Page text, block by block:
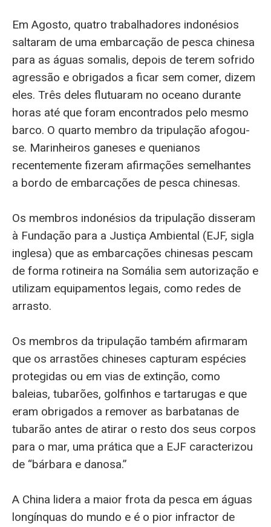
Em Agosto, quatro trabalhadores indonésios
saltaram de uma embarcação de pesca chinesa
para as águas somalis, depois de terem sofrido
agressão e obrigados a ficar sem comer, dizem
eles. Três deles flutuaram no oceano durante
horas até que foram encontrados pelo mesmo
barco. O quarto membro da tripulação afogou-
se. Marinheiros ganeses e quenianos
recentemente fizeram afirmações semelhantes
a bordo de embarcações de pesca chinesas.
Os membros indonésios da tripulação disseram
à Fundação para a Justiça Ambiental (EJF, sigla
inglesa) que as embarcações chinesas pescam
de forma rotineira na Somália sem autorização e
utilizam equipamentos legais, como redes de
arrasto.
Os membros da tripulação também afirmaram
que os arrastões chineses capturam espécies
protegidas ou em vias de extinção, como
baleias, tubarões, golfinhos e tartarugas e que
eram obrigados a remover as barbatanas de
tubarão antes de atirar o resto dos seus corpos
para o mar, uma prática que a EJF caracterizou
de “bárbara e danosa.”
A China lidera a maior frota da pesca em águas
longínquas do mundo e é o pior infractor de